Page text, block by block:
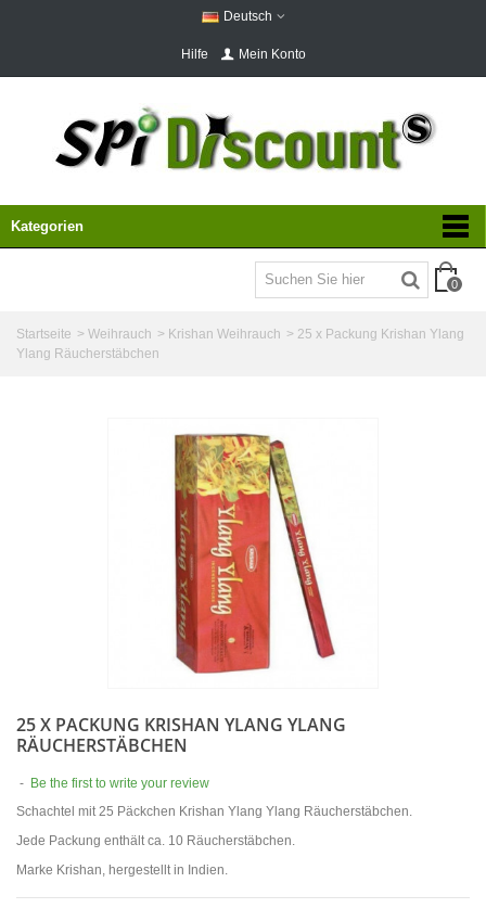
Deutsch
Hilfe Mein Konto
Kategorien
0
Startseite > Weihrauch > Krishan Weihrauch > 25 x Packung Krishan Ylang
Ylang Räucherstäbchen
25 X PACKUNG KRISHAN YLANG YLANG
RÄUCHERSTÄBCHEN
- Be the first to write your review
Schachtel mit 25 Päckchen Krishan Ylang Ylang Räucherstäbchen.
Jede Packung enthält ca. 10 Räucherstäbchen.
Marke Krishan, hergestellt in Indien.